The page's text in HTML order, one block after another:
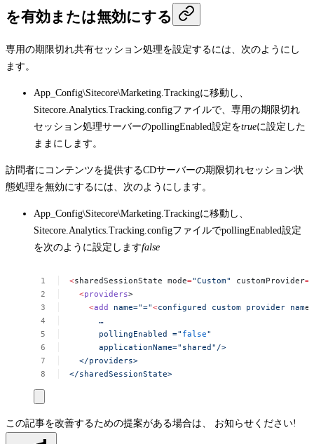
を有効または無効にする
専用の期限切れ共有セッション処理を設定するには、次のようにし
ます。
App_Config\Sitecore\Marketing.Trackingに移動し、
Sitecore.Analytics.Tracking.configファイルで、専用の期限切れ
セッション処理サーバーのpollingEnabled設定をtrueに設定した
ままにします。
訪問者にコンテンツを提供するCDサーバーの期限切れセッション状
態処理を無効にするには、次のようにします。
App_Config\Sitecore\Marketing.Trackingに移動し、
Sitecore.Analytics.Tracking.configファイルでpollingEnabled設定
を次のように設定しますfalse
<sharedSessionState mode="Custom" customProvider=
<providers>
<add name="="<configured custom provider name
…
pollingEnabled =" false"
applicationName="shared"/>
</providers>
</sharedSessionState>
この記事を改善するための提案がある場合は、 お知らせください!